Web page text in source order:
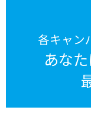
各キャン
あな